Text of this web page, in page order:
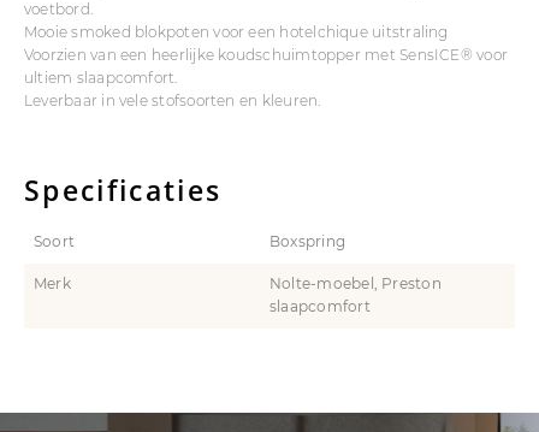
voetbord.
Mooie smoked blokpoten voor een hotelchique uitstraling
Voorzien van een heerlijke koudschuimtopper met SensICE® voor
ultiem slaapcomfort.
Leverbaar in vele stofsoorten en kleuren.
Specificaties
Soort Boxspring
Merk
Nolte-moebel, Preston
slaapcomfort